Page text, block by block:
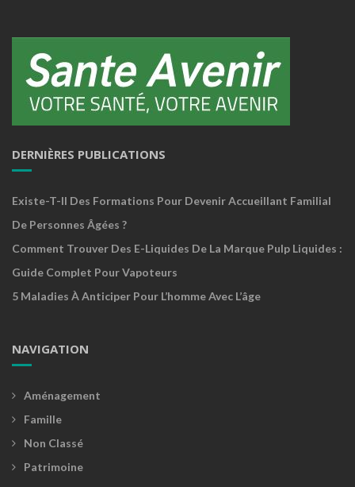
DERNIÈRES PUBLICATIONS
Existe-T-Il Des Formations Pour Devenir Accueillant Familial
De Personnes Âgées ?
Comment Trouver Des E-Liquides De La Marque Pulp Liquides :
Guide Complet Pour Vapoteurs
5 Maladies À Anticiper Pour L’homme Avec L’âge
NAVIGATION
Aménagement
Famille
Non Classé
Patrimoine